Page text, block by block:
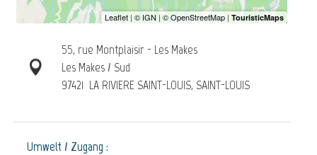
55, rue Montplaisir - Les Makes
Les Makes / Sud
97421 LA RIVIERE SAINT-LOUIS, SAINT-LOUIS
Umwelt / Zugang :